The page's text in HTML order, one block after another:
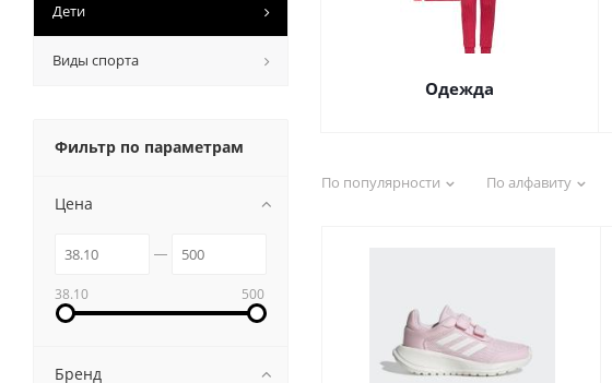
Одежда
По популярности По алфавиту
Дети
Виды спорта
Фильтр по параметрам
Цена
38.10 500
Бренд